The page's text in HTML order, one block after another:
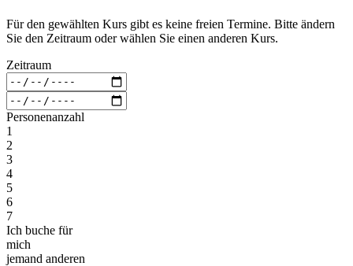
Für den gewählten Kurs gibt es keine freien Termine. Bitte ändern
Sie den Zeitraum oder wählen Sie einen anderen Kurs.
Zeitraum
Personenanzahl
1
2
3
4
5
6
7
Ich buche für
mich
jemand anderen